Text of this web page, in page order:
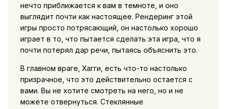
нечто приближается к вам в темноте, и оно
выглядит почти как настоящее. Рендеринг этой
игры просто потрясающий, он настолько хорошо
играет в то, что пытается сделать эта игра, что я
почти потерял дар речи, пытаясь объяснить это.
В главном враге, Хагги, есть что-то настолько
призрачное, что это действительно остается с
вами. Вы не хотите смотреть на него, но и не
можете отвернуться. Стеклянные